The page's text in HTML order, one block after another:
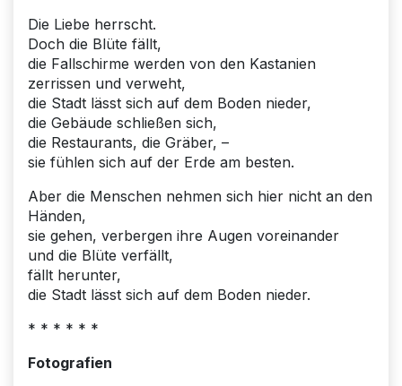
Die Liebe herrscht.
Doch die Blüte fällt,
die Fallschirme werden von den Kastanien
zerrissen und verweht,
die Stadt lässt sich auf dem Boden nieder,
die Gebäude schließen sich,
die Restaurants, die Gräber, –
sie fühlen sich auf der Erde am besten.
Aber die Menschen nehmen sich hier nicht an den
Händen,
sie gehen, verbergen ihre Augen voreinander
und die Blüte verfällt,
fällt herunter,
die Stadt lässt sich auf dem Boden nieder.
* * * * * *
Fotografien